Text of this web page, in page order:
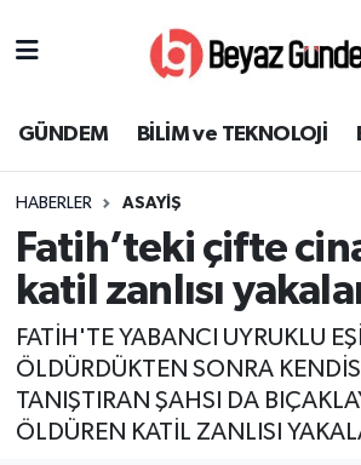
GÜNDEM BİLİM ve TEKNOLOJİ
HABERLER ASAYİŞ
Fatih’teki çifte
katil zanlısı
FATİH'TE YABANCI UYRUKLU
ÖLDÜRDÜKTEN SONRA
TANIŞTIRAN ŞAHSI DA
ÖLDÜREN KATİL ZANLISI
EKONOMİ
SPOR
SAĞLIK
EĞİTİM
Süper Lig Puan Durumu ve
Tüm Manşetler
Son Dakika Haberleri
Haber Arşivi